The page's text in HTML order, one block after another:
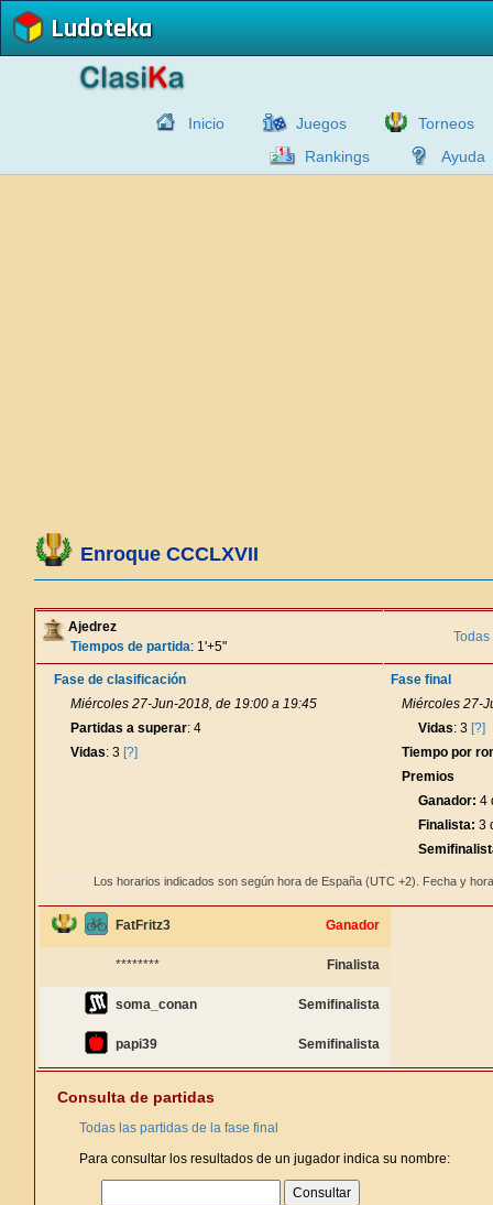
Ludoteka
Inicio Juegos
Torneos
Rankings
Ayuda
Enroque CCCLXVII
Ajedrez
Tiempos de partida: 1'+5"
Fase de clasificación
Miércoles 27-Jun-2018, de 19:00 a 19:45
Partidas a superar: 4
Vidas: 3 [?]
Fase final
Miércoles 27-
Vidas: 3 [?]
Tiempo por
Premios
Ganador: 4
Finalista: 3
Los horarios indicados son según hora de España (UTC +2). Fecha y
FatFritz3 Ganador
******** Finalista
soma_conan Semifinalista
papi39 Semifinalista
Consulta de partidas
Todas las partidas de la fase final
Para consultar los resultados de un jugador indica su nombre: